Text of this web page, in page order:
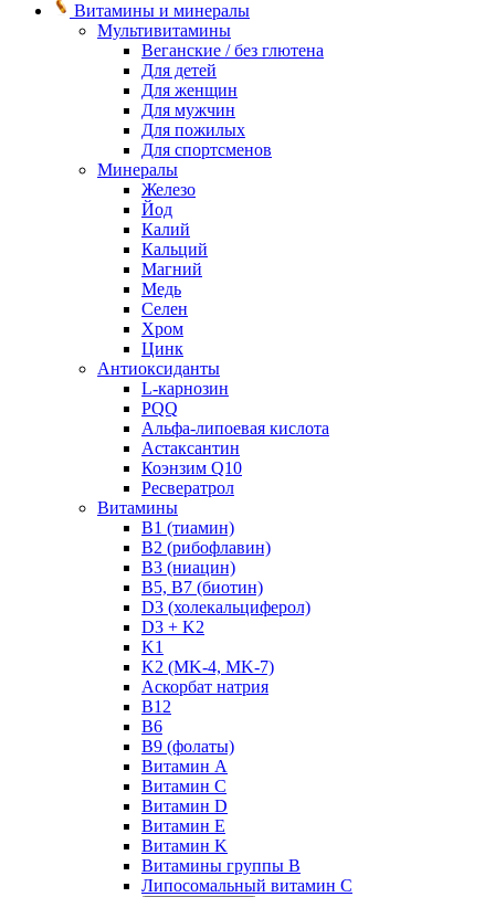
Витамины и минералы
Мультивитамины
Веганские / без глютена
Для детей
Для женщин
Для мужчин
Для пожилых
Для спортсменов
Минералы
Железо
Йод
Калий
Кальций
Магний
Медь
Селен
Хром
Цинк
Антиоксиданты
L-карнозин
PQQ
Альфа-липоевая кислота
Астаксантин
Коэнзим Q10
Ресвератрол
Витамины
B1 (тиамин)
B2 (рибофлавин)
B3 (ниацин)
B5, B7 (биотин)
D3 (холекальциферол)
D3 + K2
K1
K2 (MK-4, MK-7)
Аскорбат натрия
В12
В6
В9 (фолаты)
Витамин A
Витамин C
Витамин D
Витамин E
Витамин K
Витамины группы B
Липосомальный витамин C